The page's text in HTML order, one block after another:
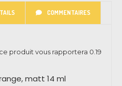
COMMENTAIRES
produit vous rapportera 0.19
matt 14 ml